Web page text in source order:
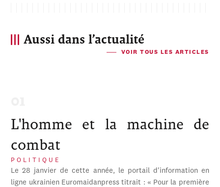
Aussi dans l’actualité
VOIR TOUS LES ARTICLES
L'homme et la machine de
combat
POLITIQUE
Le 28 janvier de cette année, le portail d'information en
ligne ukrainien Euromaidanpress titrait : « Pour la première